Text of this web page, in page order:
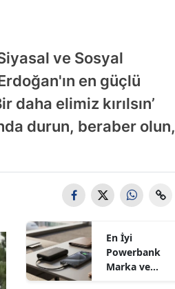
ve Sosyal
en güçlü
elimiz kırılsın’
durun, beraber olun,
En İyi
Powerbank
Marka ve